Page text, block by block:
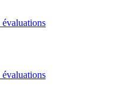
évaluations
évaluations